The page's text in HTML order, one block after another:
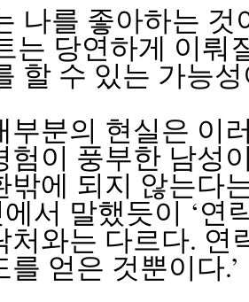
나를 좋아하는 것
는 당연하게 이뤄
할 수 있는 가능
부분의 현실은 이
험이 풍부한 남성
밖에 되지 않는다
서 말했듯이 ‘연
처와는 다르다. 연
를 얻은 것뿐이다.’